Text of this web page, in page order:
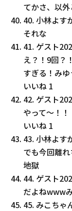
てかさ、以
40. 小林よす
それな
41. ゲスト
え？！9回？
すぎる！みゆ
いいね 1
42. ゲスト
やって〜！
いいね 1
43. 小林よす
でも今回離
地獄
44. ゲスト
だよねwww
45. みこちゃ